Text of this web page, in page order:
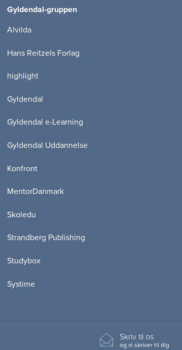
Gyldendal-gruppen
Alvilda
Hans Reitzels Forlag
highlight
Gyldendal
Gyldendal e-Learning
Gyldendal Uddannelse
Konfront
MentorDanmark
Skoledu
Strandberg Publishing
Studybox
Systime
Skriv til os
og vi skriver til dig